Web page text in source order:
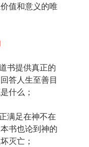
值和意义的唯
书提供真正的
答人生至善目
什么；
满足在神不在
书也论到神的
灭亡；